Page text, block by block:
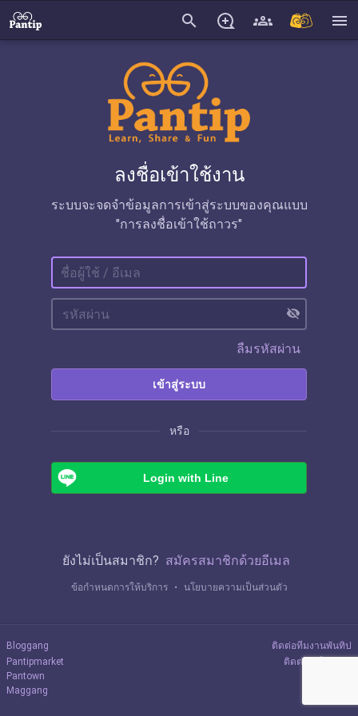
search menu
ลงชื่อเข้าใช้งาน
ระบบจะจดจำข้อมูลการเข้าสู่ระบบของคุณแบบ
"การลงชื่อเข้าใช้ถาวร"
visibility_off
ลืมรหัสผ่าน
เข้าสู่ระบบ
หรือ
Login with Line
ยังไม่เป็นสมาชิก? สมัครสมาชิกด้วยอีเมล
ข้อกำหนดการให้บริการ ・ นโยบายความเป็นส่วนตัว
Bloggang
Pantipmarket
Pantown
Maggang
ติดต่อทีมงานพันทิป
ติดต่อลงโฆษณา